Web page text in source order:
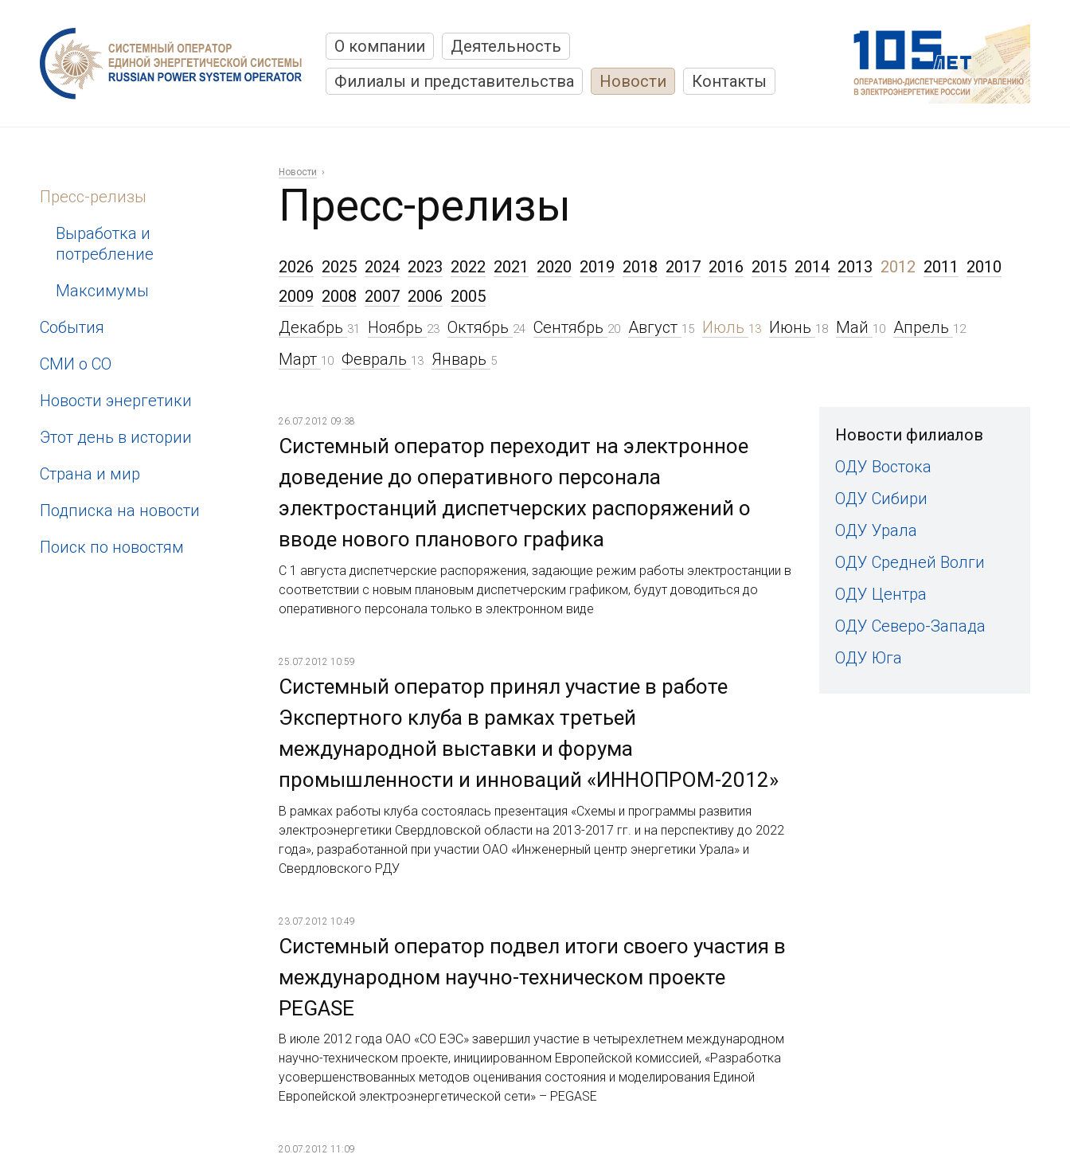
О компании
Деятельность
Филиалы и представительства
Новости Контакты
Пресс-релизы
Выработка и
потребление
Максимумы
События
СМИ о СО
Новости энергетики
Этот день в истории
Страна и мир
Подписка на новости
Поиск по новостям
Новости
Пресс-релизы
2026 2025 2024 2023 2022 2021 2020 2019 2018 2017 2016 2015 2014 2013 2012
Декабрь 31 Ноябрь 23 Октябрь 24 Сентябрь 20 Август 15 Июль 13 Июнь 18 Май 10 Апрель 12
Март 10 Февраль 13 Январь 5
2011
2010
2009 2008 2007 2006 2005
26.07.2012 09:38
Системный оператор переходит на электронное
доведение до оперативного персонала
электростанций диспетчерских распоряжений о
вводе нового планового графика
С 1 августа диспетчерские распоряжения, задающие режим работы электростанции в
соответствии с новым плановым диспетчерским графиком, будут доводиться до
оперативного персонала только в электронном виде
25.07.2012 10:59
Системный оператор принял участие в работе
Экспертного клуба в рамках третьей
международной выставки и форума
промышленности и инноваций «ИННОПРОМ-2012»
В рамках работы клуба состоялась презентация «Схемы и программы развития
электроэнергетики Свердловской области на 2013-2017 гг. и на перспективу до 2022
года», разработанной при участии ОАО «Инженерный центр энергетики Урала» и
Свердловского РДУ
23.07.2012 10:49
Системный оператор подвел итоги своего участия в
международном научно-техническом проекте
PEGASE
В июле 2012 года ОАО «СО ЕЭС» завершил участие в четырехлетнем международном
научно-техническом проекте, инициированном Европейской комиссией, «Разработка
усовершенствованных методов оценивания состояния и моделирования Единой
Европейской электроэнергетической сети» – PEGASE
20.07.2012 11:09
Новости филиалов
ОДУ Востока
ОДУ Сибири
ОДУ Урала
ОДУ Средней Волги
ОДУ Центра
ОДУ Северо-Запада
ОДУ Юга